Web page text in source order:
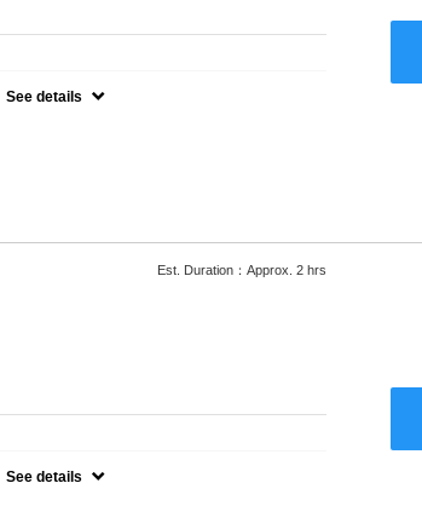
See details
Est. Duration：Approx. 2 hrs
See details